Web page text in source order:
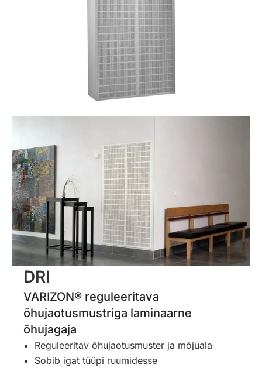
DRI
VARIZON® reguleeritava
õhujaotusmustriga laminaarne
õhujagaja
Reguleeritav õhujaotusmuster ja mõjuala
Sobib igat tüüpi ruumidesse